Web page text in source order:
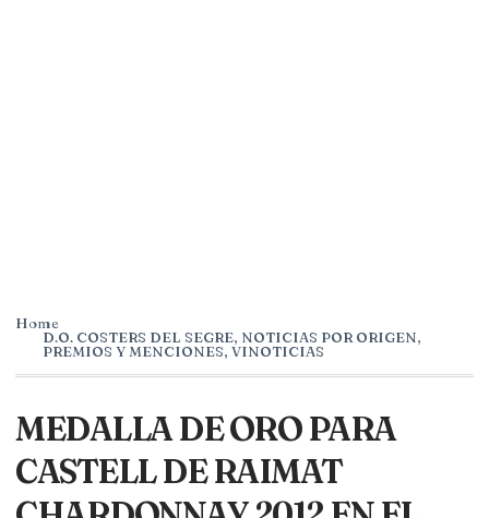
Home
D.O. COSTERS DEL SEGRE, NOTICIAS POR ORIGEN,
PREMIOS Y MENCIONES, VINOTICIAS
MEDALLA DE ORO PARA
CASTELL DE RAIMAT